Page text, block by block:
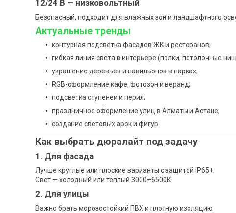
12/24 В — низковольтный
Безопасный, подходит для влажных зон и ландшафтного
Актуальные тренды
контурная подсветка фасадов ЖК и ресторанов;
гибкая линия света в интерьере (полки, потолочные
украшение деревьев и павильонов в парках;
RGB-оформление кафе, фотозон и веранд;
подсветка ступеней и перил;
праздничное оформление улиц в Алматы и Астане;
создание световых арок и фигур.
Как выбрать дюралайт под задачу
1. Для фасада
Лучше круглые или плоские варианты с защитой IP65+.
Свет — холодный или тёплый 3000–6500К.
2. Для улицы
Важно брать морозостойкий ПВХ и плотную изоляцию.